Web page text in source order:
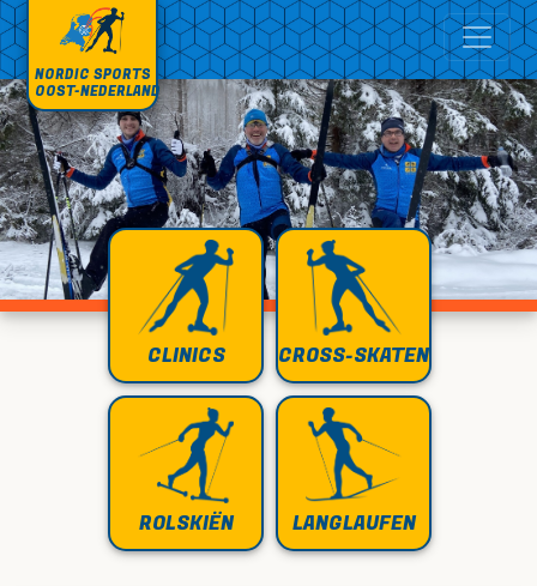
NORDIC SPORTS
OOST-NEDERLAND
CLINICS CROSS-SKATEN
ROLSKIËN LANGLAUFEN